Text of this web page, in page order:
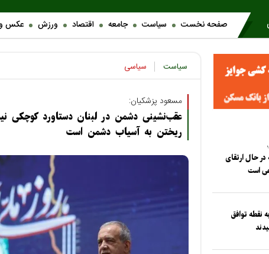
صفحه نخست سیاست جامعه اقتصاد ورزش عکس و
سیاست سیاسی
مسعود پزشکیان:
عقب‌نشینی دشمن در لبنان دستاورد کوچکی
ریختن به آسیاب دشمن است
حال ارتقای
است
نقطه توافق